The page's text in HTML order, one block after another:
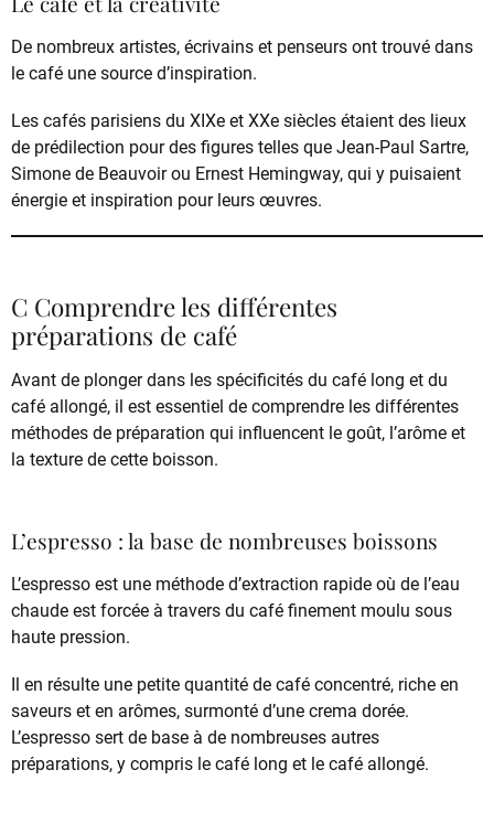
De nombreux artistes, écrivains et penseurs ont trouvé dans
le café une source d’inspiration.
Les cafés parisiens du XIXe et XXe siècles étaient des lieux
de prédilection pour des figures telles que Jean-Paul Sartre,
Simone de Beauvoir ou Ernest Hemingway, qui y puisaient
énergie et inspiration pour leurs œuvres.
C Comprendre les différentes
préparations de café
Avant de plonger dans les spécificités du café long et du
café allongé, il est essentiel de comprendre les différentes
méthodes de préparation qui influencent le goût, l’arôme et
la texture de cette boisson.
L’espresso : la base de nombreuses boissons
L’espresso est une méthode d’extraction rapide où de l’eau
chaude est forcée à travers du café finement moulu sous
haute pression.
Il en résulte une petite quantité de café concentré, riche en
saveurs et en arômes, surmonté d’une crema dorée.
L’espresso sert de base à de nombreuses autres
préparations, y compris le café long et le café allongé.